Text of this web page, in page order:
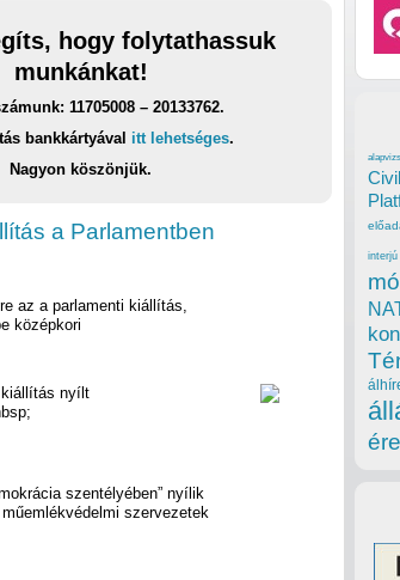
hogy folytathassuk
munkánkat!
11705008 – 20133762.
bankkártyával itt lehetséges.
Nagyon köszönjük.
a Parlamentben
az a parlamenti kiállítás,
középkori
kiállítás nyílt
szentélyében” nyílik
szervezetek
interjú